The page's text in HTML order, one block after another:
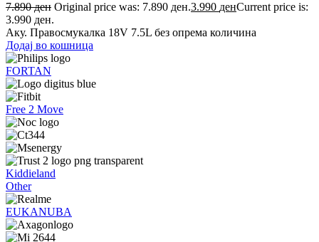
7.890ден Original price was: 7.890 ден.3.990 денCurrent price is:
3.990 ден.
Аку. Правосмукалка 18V 7.5L без опрема количина
Додај во кошница
FORTAN
Free 2 Move
Kiddieland
Other
EUKANUBA